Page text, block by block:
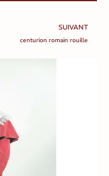
SUIVANT
centurion romain rouille